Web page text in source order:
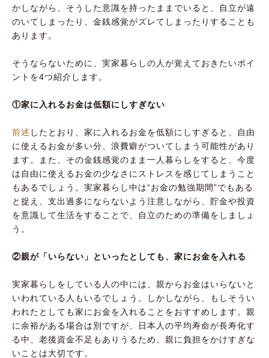
かしながら、そうした意識を持ったままでいると、自立が遠
のいてしまったり、金銭感覚がズレてしまったりすることも
あります。
そうならないために、実家暮らしの人が覚えておきたいポイ
ントを4つ紹介します。
①家に入れるお金は低額にしすぎない
前述 したとおり、家に入れるお金を低額にしすぎると、自由
に使えるお金が多い分、浪費癖がついてしまう可能性があり
ます。また、その金銭感覚のまま一人暮らしをすると、今度
は自由に使えるお金の少なさにストレスを感じてしまうこと
もあるでしょう。実家暮らし中は“お金の勉強期間”でもある
と捉え、支出過多にならないよう注意しながら、貯金や投資
を意識して生活をすることで、自立のための準備をしましょ
う。
②親が「いらない」といったとしても、家にお金を入れる
実家暮らしをしている人の中には、親からお金はいらないと
いわれている人もいるでしょう。しかしながら、もしそうい
われたとしても家にお金を入れることをおすすめします。親
に余裕がある場合は別ですが、日本人の平均寿命が長寿化す
る中、老後資金不足もありうるため、親に負担をかけすぎな
いことは大切です。